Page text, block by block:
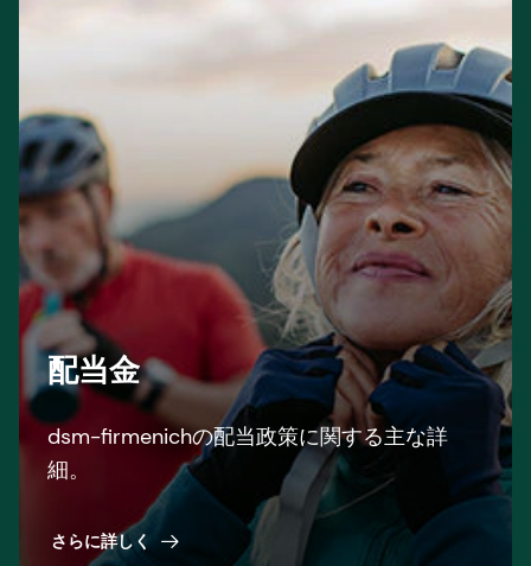
配当金
dsm-firmenichの配当政策に関する主な詳
細。
さらに詳しく